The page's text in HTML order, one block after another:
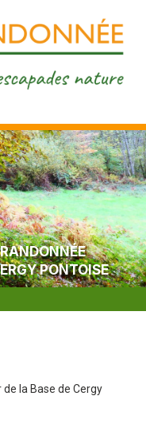
PONTOISE
la Base de Cergy